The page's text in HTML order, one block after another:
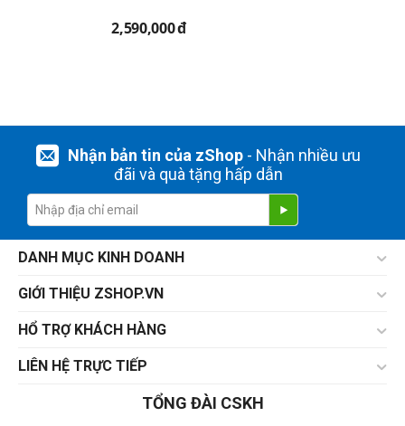
2,590,000đ
Nhận bản tin của zShop- Nhận nhiều ưu
đãi và quà tặng hấp dẫn
DANH MỤC KINH DOANH
GIỚI THIỆU ZSHOP.VN
HỔ TRỢ KHÁCH HÀNG
LIÊN HỆ TRỰC TIẾP
TỔNG ĐÀI CSKH